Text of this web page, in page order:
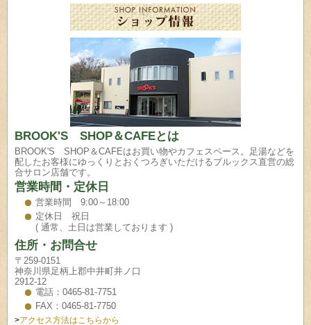
BROOK'S SHOP＆CAFEとは
BROOK'S SHOP＆CAFEはお買い物やカフェスペース。足湯などを
配したお客様にゆっくりとおくつろぎいただけるブルックス直営の総
合サロン店舗です。
営業時間・定休日
営業時間 9:00～18:00
定休日 祝日
( 通常、土日は営業しております )
住所・お問合せ
〒259-0151
神奈川県足柄上郡中井町井ノ口
2912-12
電話：0465-81-7751
FAX：0465-81-7750
>アクセス方法はこちらから